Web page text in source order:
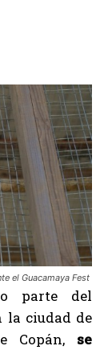
el Guacamaya Fest
parte del
la ciudad de
Copán, se